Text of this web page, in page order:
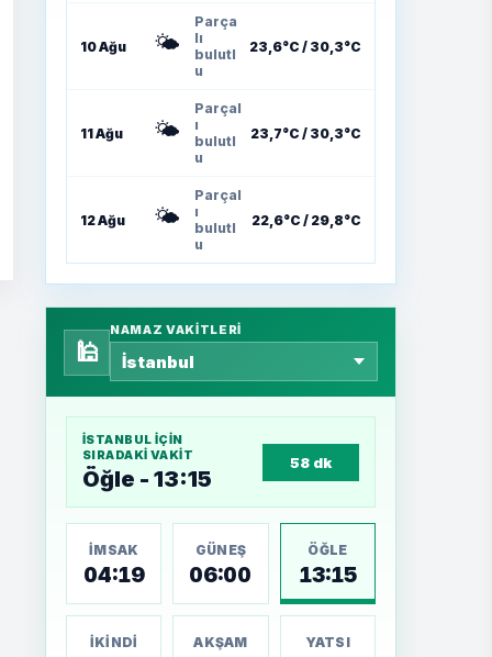
10 Ağu 🌤️
Parça
lı
bulutl
u
23,6°C / 30,3°C
11 Ağu 🌤️
Parçal
ı
bulutl
u
23,7°C / 30,3°C
12 Ağu 🌤️
Parçal
ı
bulutl
u
22,6°C / 29,8°C
🕌
NAMAZ VAKITLERI
İSTANBUL IÇIN
SIRADAKI VAKIT
Öğle - 13:15
58 dk
İMSAK
04:19
GÜNEŞ
06:00
ÖĞLE
13:15
İKINDI AKŞAM YATSI